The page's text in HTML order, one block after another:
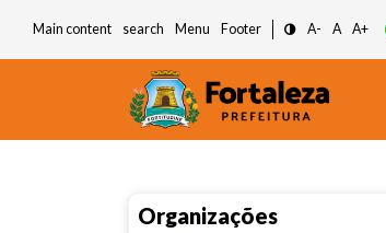
Main content search Menu Footer A- A A+
Organizações